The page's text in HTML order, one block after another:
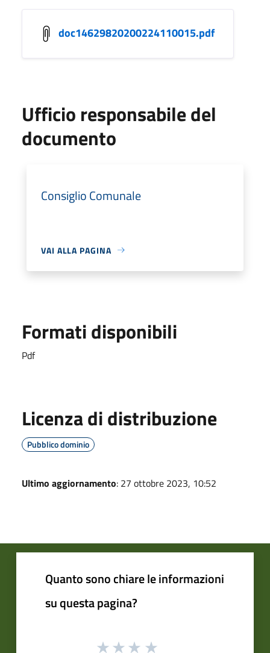
doc14629820200224110015.pdf
Ufficio responsabile del
documento
Consiglio Comunale
VAI ALLA PAGINA
Formati disponibili
Pdf
Licenza di distribuzione
Pubblico dominio
Ultimo aggiornamento: 27 ottobre 2023, 10:52
Quanto sono chiare le informazioni
su questa pagina?